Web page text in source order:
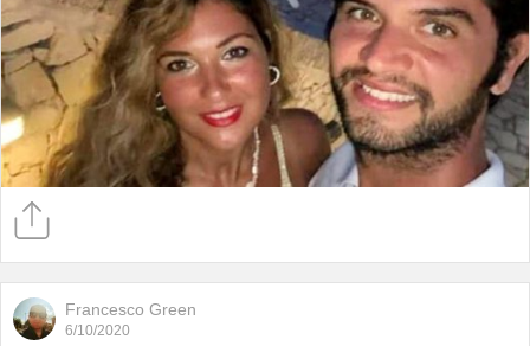
Francesco Green
6/10/2020